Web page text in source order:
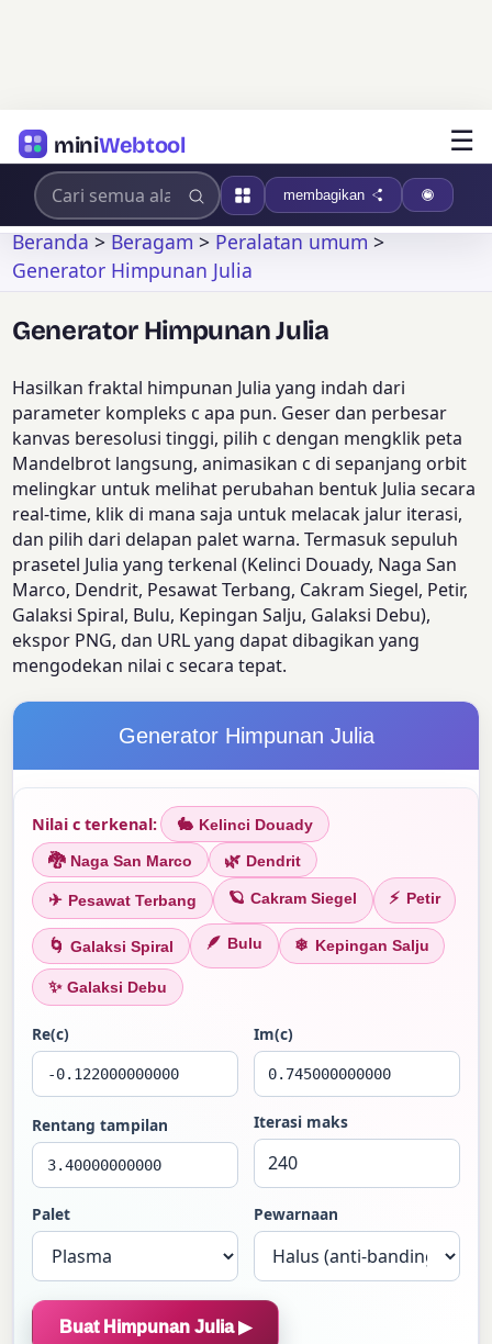
miniWebtool ☰
membagikan
Beranda>Beragam>Peralatan umum>
Generator Himpunan Julia
Generator Himpunan Julia
Hasilkan fraktal himpunan Julia yang indah dari
parameter kompleks c apa pun. Geser dan perbesar
kanvas beresolusi tinggi, pilih c dengan mengklik peta
Mandelbrot langsung, animasikan c di sepanjang orbit
melingkar untuk melihat perubahan bentuk Julia secara
real-time, klik di mana saja untuk melacak jalur iterasi,
dan pilih dari delapan palet warna. Termasuk sepuluh
prasetel Julia yang terkenal (Kelinci Douady, Naga San
Marco, Dendrit, Pesawat Terbang, Cakram Siegel, Petir,
Galaksi Spiral, Bulu, Kepingan Salju, Galaksi Debu),
ekspor PNG, dan URL yang dapat dibagikan yang
mengodekan nilai c secara tepat.
Generator Himpunan Julia
Nilai c terkenal: 🐇 Kelinci Douady
🐉 Naga San Marco 🌿 Dendrit
✈ Pesawat Terbang 🪐 Cakram Siegel ⚡ Petir
🌀 Galaksi Spiral 🪶 Bulu ❄ Kepingan Salju
✨ Galaksi Debu
Re(c) Im(c)
Rentang tampilan Iterasi maks
Palet Pewarnaan
Buat Himpunan Julia ▶